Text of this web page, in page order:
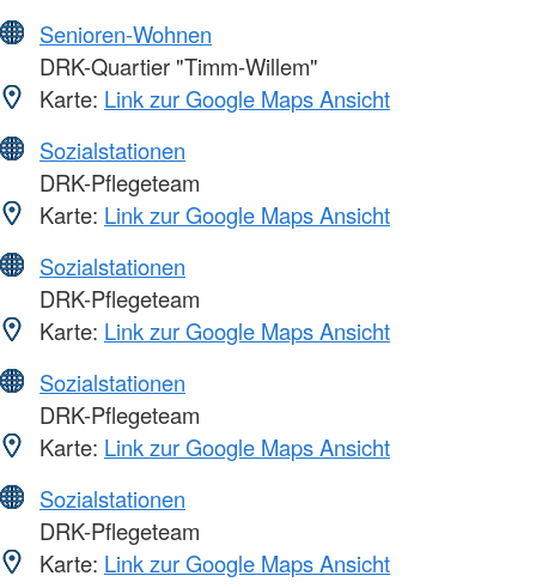
Senioren-Wohnen
DRK-Quartier "Timm-Willem"
Karte: Link zur Google Maps Ansicht
Sozialstationen
DRK-Pflegeteam
Karte: Link zur Google Maps Ansicht
Sozialstationen
DRK-Pflegeteam
Karte: Link zur Google Maps Ansicht
Sozialstationen
DRK-Pflegeteam
Karte: Link zur Google Maps Ansicht
Sozialstationen
DRK-Pflegeteam
Karte: Link zur Google Maps Ansicht